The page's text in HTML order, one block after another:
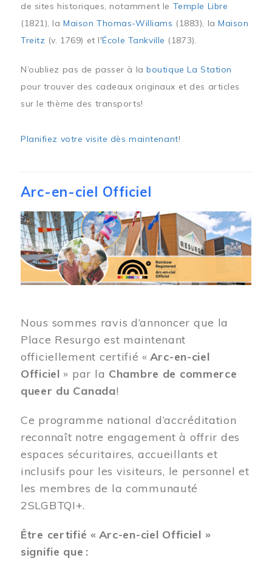
de sites historiques, notamment le Temple Libre
(1821), laMaison Thomas-Williams (1883), laMaison
Treitz (v. 1769) et l'École Tankville (1873).
N’oubliez pas de passer à laboutique La Station
pour trouver des cadeaux originaux et des articles
sur le thème des transports!
Planifiez votre visite dès maintenant!
Arc-en-ciel Officiel
Image
Nous sommes ravis d’annoncer que la
Place Resurgo est maintenant
officiellement certifié « Arc-en-ciel
Officiel » par la Chambre de commerce
queer du Canada!
Ce programme national d’accréditation
reconnaît notre engagement à offrir des
espaces sécuritaires, accueillants et
inclusifs pour les visiteurs, le personnel et
les membres de la communauté
2SLGBTQI+.
Être certifié « Arc-en-ciel Officiel »
signifie que :